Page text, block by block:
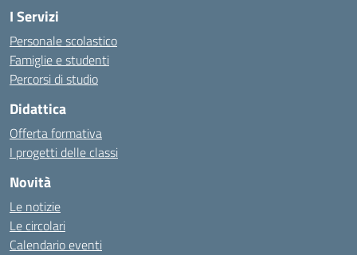
I Servizi
Personale scolastico
Famiglie e studenti
Percorsi di studio
Didattica
Offerta formativa
I progetti delle classi
Novità
Le notizie
Le circolari
Calendario eventi